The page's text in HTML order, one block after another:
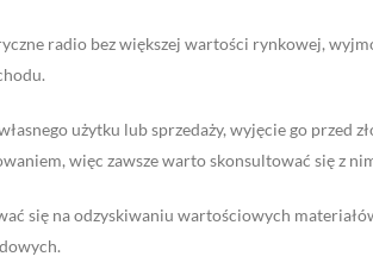
radio bez większej wartości rynkowej,
użytku lub sprzedaży, wyjęcie go przed
więc zawsze warto skonsultować się z
się na odzyskiwaniu wartościowych